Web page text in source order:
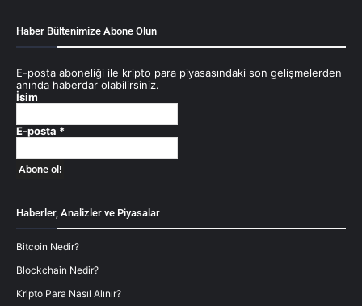
Haber Bültenimize Abone Olun
E-posta aboneliği ile kripto para piyasasındaki son gelişmelerden
anında haberdar olabilirsiniz.
İsim
E-posta *
Haberler, Analizler ve Piyasalar
Bitcoin Nedir?
Blockchain Nedir?
Kripto Para Nasıl Alınır?